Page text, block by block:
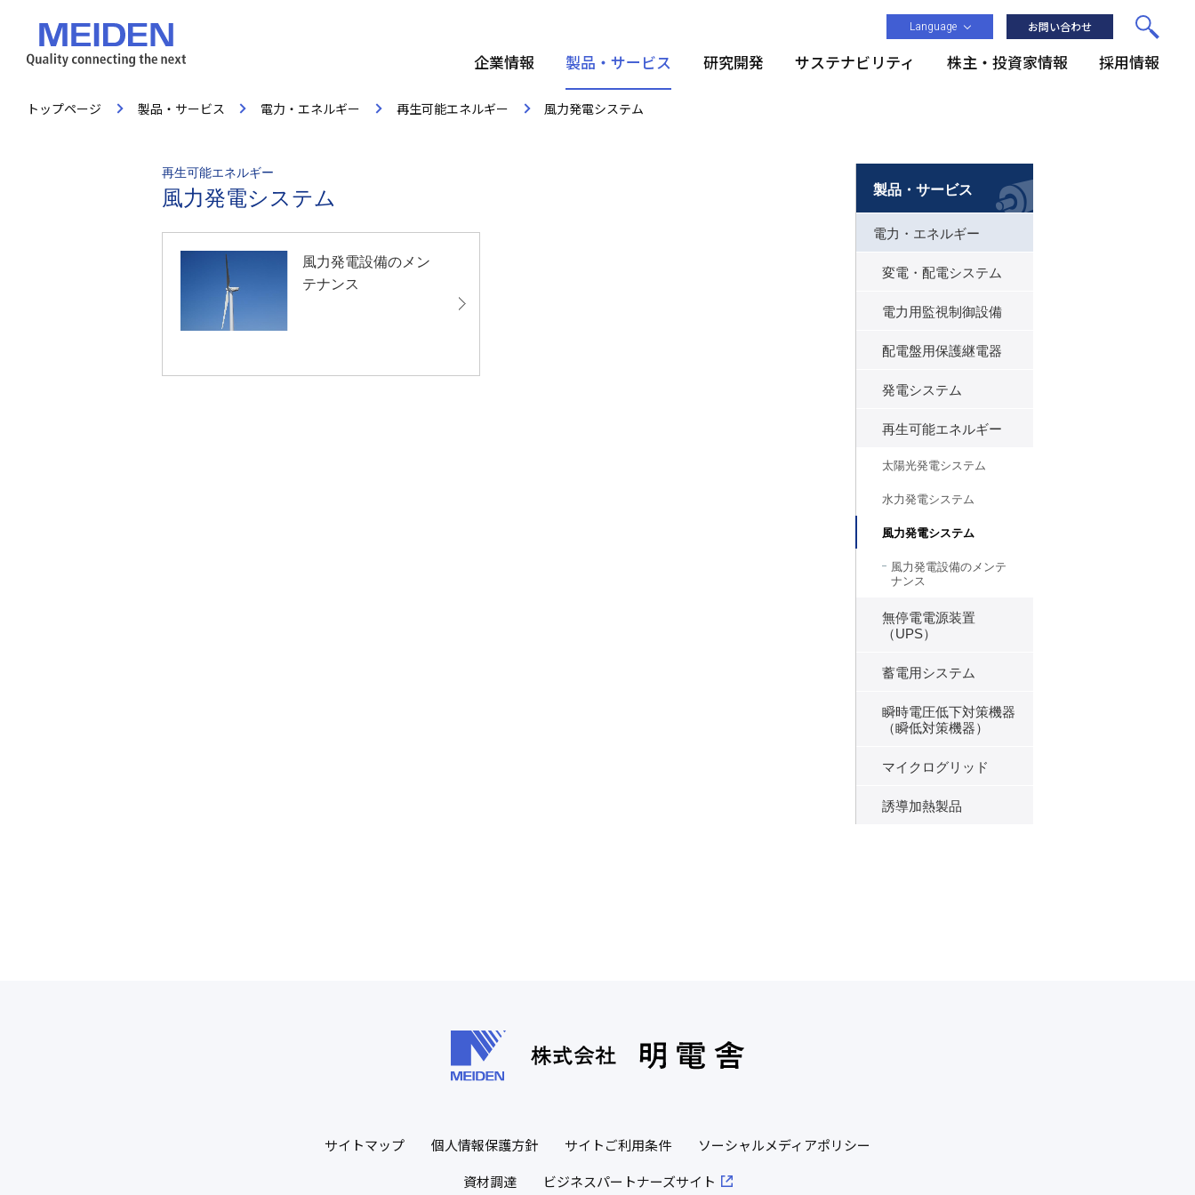
Language お問い合わせ
企業情報 製品・サービス 研究開発 サステナビリティ 株主・投資家情報 採用情報
トップページ 製品・サービス 電力・エネルギー 再生可能エネルギー 風力発電システム
再生可能エネルギー
風力発電システム
風力発電設備のメン
テナンス
製品・サービス
電力・エネルギー
変電・配電システム
電力用監視制御設備
配電盤用保護継電器
発電システム
再生可能エネルギー
太陽光発電システム
水力発電システム
風力発電システム
風力発電設備のメンテ
ナンス
無停電電源装置
（UPS）
蓄電用システム
瞬時電圧低下対策機器
（瞬低対策機器）
マイクログリッド
誘導加熱製品
サイトマップ 個人情報保護方針 サイトご利用条件
ソーシャルメディアポリシー
資材調達
ビジネスパートナーズサイト